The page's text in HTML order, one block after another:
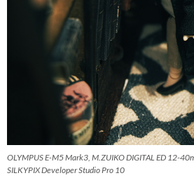
OLYMPUS E-M5 Mark3, M.ZUIKO DIGITAL ED 12-
SILKYPIX Developer Studio Pro 10